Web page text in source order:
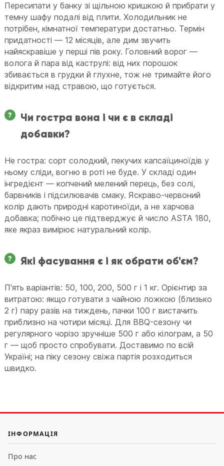
Пересипати у банку зі щільною кришкою й прибрати у
темну шафу подалі від плити. Холодильник не
потрібен, кімнатної температури достатньо. Термін
придатності — 12 місяців, але дим звучить
найяскравіше у перші пів року. Головний ворог —
волога й пара від каструлі: від них порошок
збивається в грудки й глухне, тож не тримайте його
відкритим над стравою, що готується.
Чи гостра вона і чи є в складі
добавки?
Не гостра: сорт солодкий, пекучих капсаїциноїдів у
ньому сліди, вогню в роті не буде. У складі один
інгредієнт — копчений мелений перець, без солі,
барвників і підсилювачів смаку. Яскраво-червоний
колір дають природні каротиноїди, а не харчова
добавка; побічно це підтверджує й число ASTA 180,
яке якраз вимірює натуральний колір.
Які фасування є і як обрати об'єм?
П'ять варіантів: 50, 100, 200, 500 г і 1 кг. Орієнтир за
витратою: якщо готувати з чайною ложкою (близько
2 г) пару разів на тиждень, пачки 100 г вистачить
приблизно на чотири місяці. Для BBQ-сезону чи
регулярного чорізо зручніше 500 г або кілограм, а 50
г — щоб просто спробувати. Доставимо по всій
Україні; на піку сезону свіжа партія розходиться
швидко.
ІНФОРМАЦІЯ
Про нас